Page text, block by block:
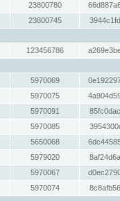
23800780
23800745
123456786
5970069
5970075
5970091
5970085
5650068
5979020
5970067
5970074